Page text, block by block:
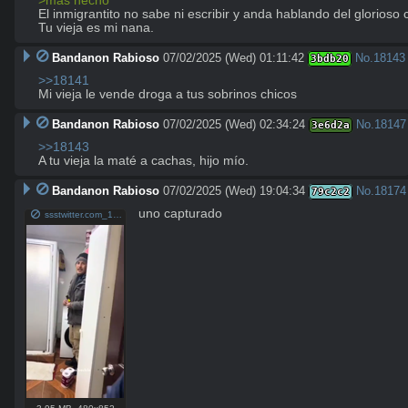
El inmigrantito no sabe ni escribir y anda hablando del glorioso
Tu vieja es mi nana.
Bandanon Rabioso 07/02/2025 (Wed) 01:11:42 3bdb20 No.18143
>>18141
Mi vieja le vende droga a tus sobrinos chicos
Bandanon Rabioso 07/02/2025 (Wed) 02:34:24 3e6d2a No.18147
>>18143
A tu vieja la maté a cachas, hijo mío.
Bandanon Rabioso 07/02/2025 (Wed) 19:04:34 79c2c2 No.18174
uno capturado